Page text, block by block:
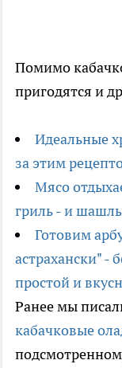
Помимо
пригодятся и
Идеальные
за этим
Мясо
гриль - и
Готовим
астрахански" -
простой и
Ранее мы
кабачковые